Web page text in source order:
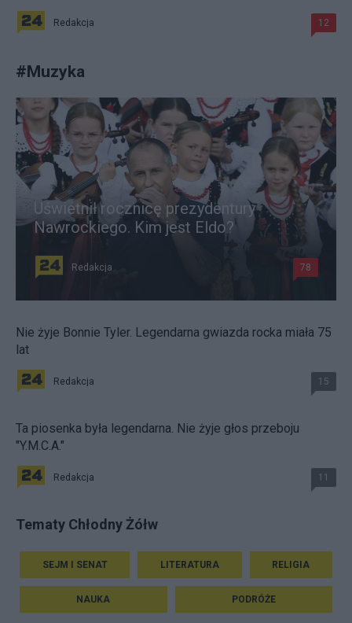
Redakcja 12
#Muzyka
Uświetnił rocznicę prezydentury
Nawrockiego. Kim jest Eldo?
Redakcja 78
Nie żyje Bonnie Tyler. Legendarna gwiazda rocka miała 75
lat
Redakcja 15
Ta piosenka była legendarna. Nie żyje głos przeboju
"Y.M.C.A."
Redakcja 11
Tematy Chłodny Żółw
SEJM I SENAT LITERATURA RELIGIA
NAUKA PODRÓŻE